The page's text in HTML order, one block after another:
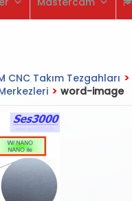
CNC Takım Tezgahları >
> word-image